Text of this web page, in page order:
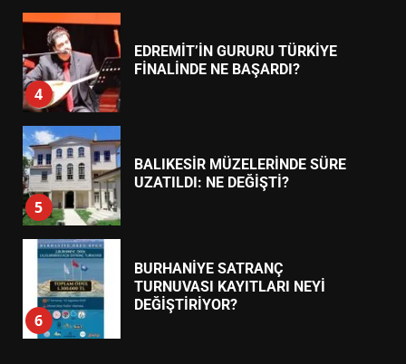
4
EDREMİT’İN GURURU TÜRKİYE
FİNALİNDE NE BAŞARDI?
5
BALIKESİR MÜZELERİNDE SÜRE
UZATILDI: NE DEĞİŞTİ?
6
BURHANİYE SATRANÇ
TURNUVASI KAYITLARI NEYİ
DEĞİŞTİRİYOR?